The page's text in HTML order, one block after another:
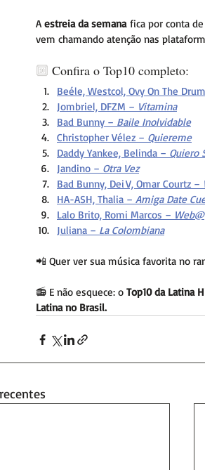
A estreia da semana fica por conta de
vem chamando atenção nas
🔟 Confira o Top10 completo:
Beéle, Westcol, Ovy On The
Jombriel, DFZM – Vitamina
Bad Bunny – Baile Inolvidable
Christopher Vélez – Quiereme
Daddy Yankee, Belinda – Quiero
Jandino – Otra Vez
Bad Bunny, Dei V, Omar Courtz –
HA-ASH, Thalia – Amiga Date
Lalo Brito, Romi Marcos – Web@
Juliana – La Colombiana
📲 Quer ver sua música favorita no
📻 E não esquece: o Top10 da Latina
Latina no Brasil.